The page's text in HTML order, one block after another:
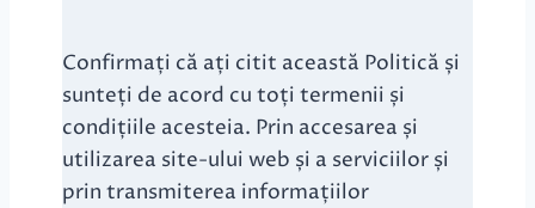
Confirmați că ați citit această Politică și
sunteți de acord cu toți termenii și
condițiile acesteia. Prin accesarea și
utilizarea site-ului web și a serviciilor și
prin transmiterea informațiilor